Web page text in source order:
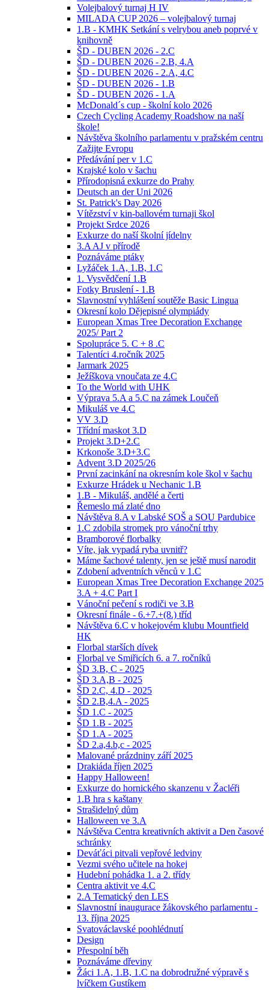
Volejbalový turnaj H IV
MILADA CUP 2026 – volejbalový turnaj
1.B - KMHK Setkání s velrybou aneb poprvé v
knihovně
ŠD - DUBEN 2026 - 2.C
ŠD - DUBEN 2026 - 2.B, 4.A
ŠD - DUBEN 2026 - 2.A, 4.C
ŠD - DUBEN 2026 - 1.B
ŠD - DUBEN 2026 - 1.A
McDonald´s cup - školní kolo 2026
Czech Cycling Academy Roadshow na naší
škole!
Návštěva školního parlamentu v pražském centru
Zažijte Evropu
Předávání per v 1.C
Krajské kolo v šachu
Přírodopisná exkurze do Prahy
Deutsch an der Uni 2026
St. Patrick's Day 2026
Vítězství v kin-ballovém turnaji škol
Projekt Srdce 2026
Exkurze do naší školní jídelny
3.A AJ v přírodě
Poznáváme ptáky
Lyžáček 1.A, 1.B, 1.C
1. Vysvědčení 1.B
Fotky Bruslení - 1.B
Slavnostní vyhlášení soutěže Basic Lingua
Okresní kolo Dějepisné olympiády
European Xmas Tree Decoration Exchange
2025/ Part 2
Spolupráce 5. C + 8 .C
Talentíci 4.ročník 2025
Jarmark 2025
Ježíškova vnoučata ze 4.C
To the World with UHK
Výprava 5.A a 5.C na zámek Loučeň
Mikuláš ve 4.C
VV 3.D
Třídní maskot 3.D
Projekt 3.D+2.C
Krkonoše 3.D+3.C
Advent 3.D 2025/26
První zacinkání na okresním kole škol v šachu
Exkurze Hrádek u Nechanic 1.B
1.B - Mikuláš, andělé a čerti
Řemeslo má zlaté dno
Návštěva 8.A v Labské SOŠ a SOU Pardubice
1.C zdobila stromek pro vánoční trhy
Bramborové florbalky
Víte, jak vypadá ryba uvnitř?
Máme šachové talenty, jen se ještě musí narodit
Zdobení adventních věnců v 1.C
European Xmas Tree Decoration Exchange 2025
3.A + 4.C Part I
Vánoční pečení s rodiči ve 3.B
Okresní finále - 6.+7.+(8.) tříd
Návštěva 6.C v hokejovém klubu Mountfield
HK
Florbal starších dívek
Florbal ve Smiřicích 6. a 7. ročníků
ŠD 3.B, C - 2025
ŠD 3.A,B - 2025
ŠD 2.C, 4.D - 2025
ŠD 2.B,4.A - 2025
ŠD 1.C - 2025
ŠD 1.B - 2025
ŠD 1.A - 2025
ŠD 2.a,4.b,c - 2025
Malované prázdniny září 2025
Drakiáda říjen 2025
Happy Halloween!
Exkurze do hornického skanzenu v Žacléři
1.B hra s kaštany
Strašidelný dům
Halloween ve 3.A
Návštěva Centra kreativních aktivit a Den časové
schránky
Deváťáci pitvali vepřové ledviny
Vezmi svého učitele na hokej
Hudební pohádka 1. a 2. třídy
Centra aktivit ve 4.C
2.A Tematický den LES
Slavnostní inaugurace žákovského parlamentu -
13. října 2025
Svatováclavské poohlédnutí
Design
Přespolní běh
Poznáváme dřeviny
Žáci 1.A, 1.B, 1.C na dobrodružné výpravě s
lvíčkem Gustíkem